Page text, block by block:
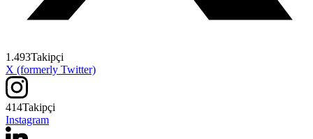
1.493Takipçi
X (formerly Twitter)
414Takipçi
Instagram